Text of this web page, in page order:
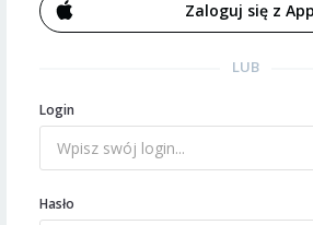
Zaloguj się z
LUB
Login
Hasło